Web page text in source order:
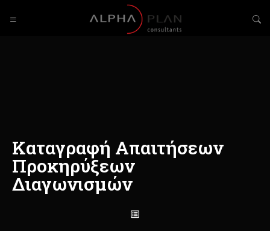
Καταγραφή Απαιτήσεων
Προκηρύξεων
Διαγωνισμών